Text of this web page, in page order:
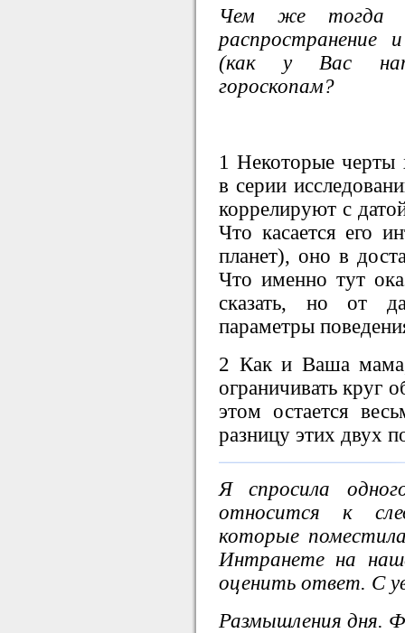
Чем же тогда
распространение
(как у Вас
гороскопам?
1 Некоторые черты
в серии
коррелируют с
Что касается его
планет), оно в
Что именно тут
сказать, но от
параметры
2 Как и Ваша мама,
ограничивать круг
этом остается
разницу этих двух
Я спросила
относится к
которые
Интранете на
оценить ответ. С
Размышления дня.